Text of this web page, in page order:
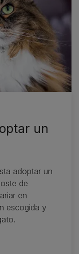
un
adoptar un
de
en
escogida y